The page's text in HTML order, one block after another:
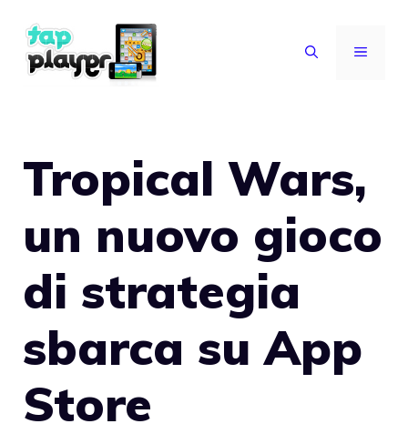
contenuto
MENU
Tropical Wars,
un nuovo gioco
di strategia
sbarca su App
Store